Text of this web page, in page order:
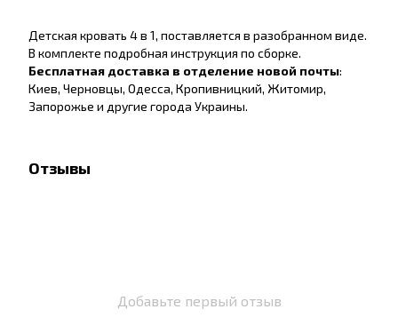
Детская кровать 4 в 1, поставляется в разобранном виде.
В комплекте подробная инструкция по сборке.
Бесплатная доставка в отделение новой почты:
Киев, Черновцы, Одесса, Кропивницкий, Житомир,
Запорожье и другие города Украины.
Отзывы
Добавьте первый отзыв